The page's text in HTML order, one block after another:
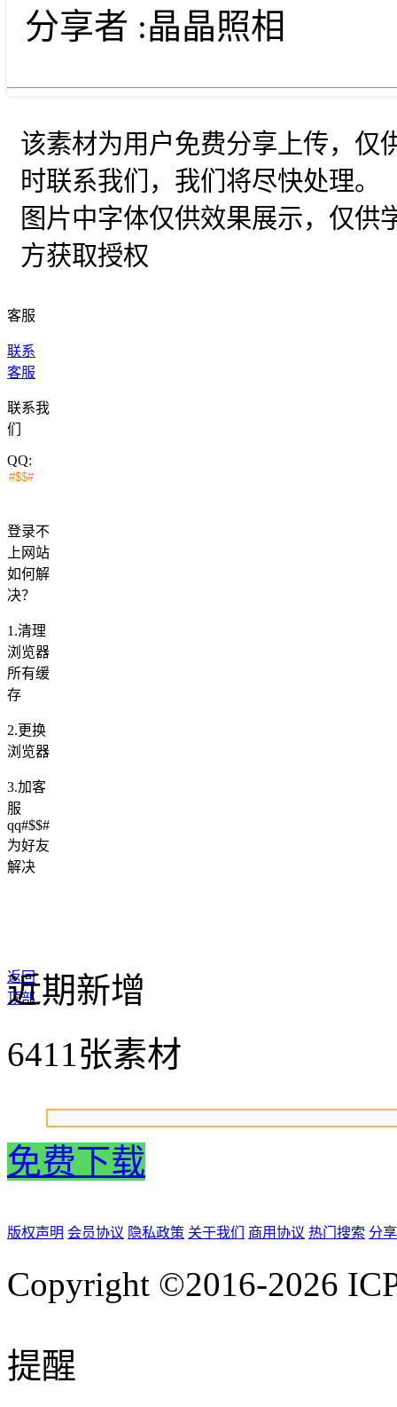
分享者 :晶晶照相
该素材为用户免费分享上传，仅
时联系我们，我们将尽快处理。
图片中字体仅供效果展示，仅供
方获取授权
客服
联系
客服
联系我
们
QQ:
登录不
上网站
如何解
决？
1.清理
浏览器
所有缓
存
2.更换
浏览器
3.加客
服
qq#$$#
为好友
解决
返回
顶部
近期新增
6411张素材
免费下载
版权声明 会员协议 隐私政策 关于我们 商用协议 热门搜索 分
Copyright ©2016-2026
提醒